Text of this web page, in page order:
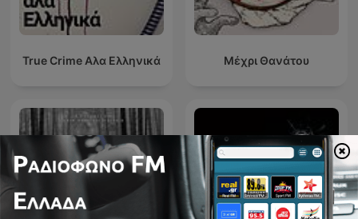
True Crime Αλα Ελληνικά Μέχρι Θανάτου